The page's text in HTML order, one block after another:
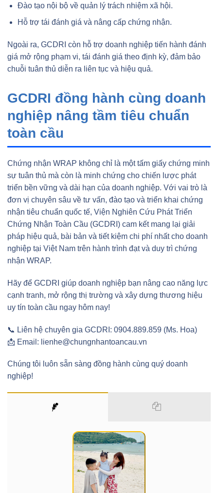
Đào tạo nội bộ về quản lý trách nhiệm xã hội.
Hỗ trợ tái đánh giá và nâng cấp chứng nhận.
Ngoài ra, GCDRI còn hỗ trợ doanh nghiệp tiến hành đánh
giá mở rộng phạm vi, tái đánh giá theo định kỳ, đảm bảo
chuỗi tuân thủ diễn ra liên tục và hiệu quả.
GCDRI đồng hành cùng doanh
nghiệp nâng tầm tiêu chuẩn
toàn cầu
Chứng nhận WRAP không chỉ là một tấm giấy chứng minh
sự tuân thủ mà còn là minh chứng cho chiến lược phát
triển bền vững và dài hạn của doanh nghiệp. Với vai trò là
đơn vị chuyên sâu về tư vấn, đào tạo và triển khai chứng
nhận tiêu chuẩn quốc tế, Viện Nghiên Cứu Phát Triển
Chứng Nhận Toàn Cầu (GCDRI) cam kết mang lại giải
pháp hiệu quả, bài bản và tiết kiệm chi phí nhất cho doanh
nghiệp tại Việt Nam trên hành trình đạt và duy trì chứng
nhận WRAP.
Hãy để GCDRI giúp doanh nghiệp bạn nâng cao năng lực
cạnh tranh, mở rộng thị trường và xây dựng thương hiệu
uy tín toàn cầu ngay hôm nay!
📞 Liên hệ chuyên gia GCDRI: 0904.889.859 (Ms. Hoa)
📩 Email: lienhe@chungnhantoancau.vn
Chúng tôi luôn sẵn sàng đồng hành cùng quý doanh
nghiệp!